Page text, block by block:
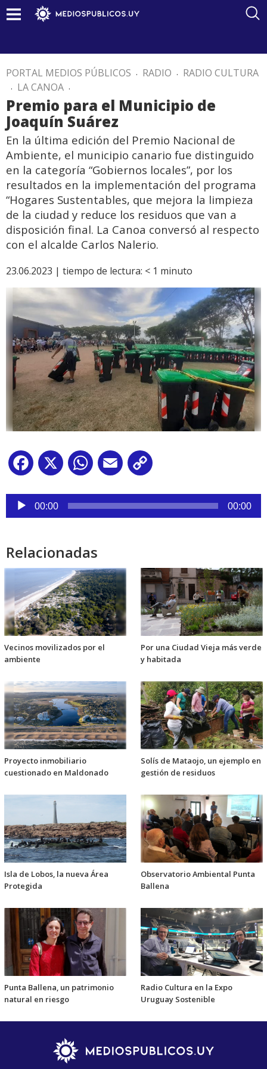
PORTAL MEDIOS PÚBLICOS . RADIO . RADIO CULTURA
. LA CANOA .
Premio para el Municipio de
Joaquín Suárez
En la última edición del Premio Nacional de
Ambiente, el municipio canario fue distinguido
en la categoría “Gobiernos locales”, por los
resultados en la implementación del programa
“Hogares Sustentables, que mejora la limpieza
de la ciudad y reduce los residuos que van a
disposición final. La Canoa conversó al respecto
con el alcalde Carlos Nalerio.
23.06.2023 | tiempo de lectura: < 1 minuto
Facebook
X WhatsApp
Email
Reproductor
audio
00:00 00:00
Relacionadas
Vecinos movilizados por el
ambiente
Por una Ciudad Vieja más verde
y habitada
Proyecto inmobiliario
cuestionado en Maldonado
Solís de Mataojo, un ejemplo en
gestión de residuos
Isla de Lobos, la nueva Área
Protegida
Observatorio Ambiental Punta
Ballena
Punta Ballena, un patrimonio
natural en riesgo
Radio Cultura en la Expo
Uruguay Sostenible